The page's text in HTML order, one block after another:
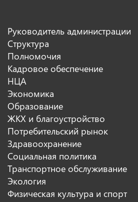
Руководитель администрации
Структура
Полномочия
Кадровое обеспечение
НЦА
Экономика
Образование
ЖКХ и благоустройство
Потребительский рынок
Здравоохранение
Социальная политика
Транспортное обслуживание
Экология
Физическая культура и спорт